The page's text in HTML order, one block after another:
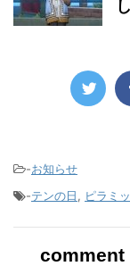
-お知らせ
-テンの日, ピラミ
comment